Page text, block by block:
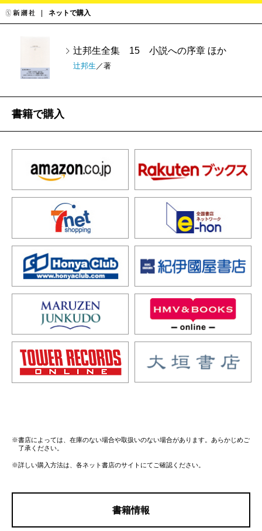
ネットで購入
辻邦生全集 15 小説への序章 ほか
辻邦生 ／著
書籍で購入
※書店によっては、在庫のない場合や取扱いのない場合があります。あらかじめご
了承ください。
※詳しい購入方法は、各ネット書店のサイトにてご確認ください。
書籍情報